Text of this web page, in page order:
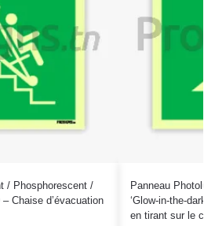
/ Phosphorescent /
– Chaise d’évacuation
Panneau
‘Glow-in-the-
en tirant sur le